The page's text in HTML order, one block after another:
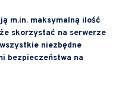
m.in. maksymalną ilość
skorzystać na serwerze
niezbędne
bezpieczeństwa na